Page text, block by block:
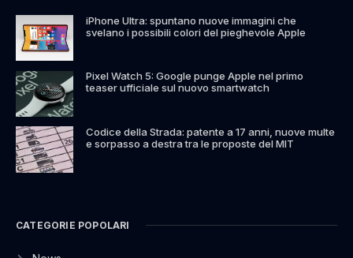
iPhone Ultra: spuntano nuove immagini che
svelano i possibili colori del pieghevole Apple
Pixel Watch 5: Google punge Apple nel primo
teaser ufficiale sul nuovo smartwatch
Codice della Strada: patente a 17 anni, nuove multe
e sorpasso a destra tra le proposte del MIT
CATEGORIE POPOLARI